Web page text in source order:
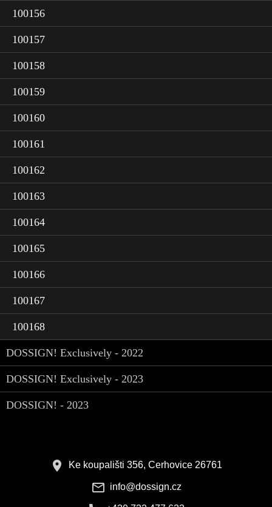
100156
100157
100158
100159
100160
100161
100162
100163
100164
100165
100166
100167
100168
DOSSIGN! Exclusively - 2022
DOSSIGN! Exclusively - 2023
DOSSIGN! - 2023
Ke koupališti 356, Cerhovice 26761
info@dossign.cz